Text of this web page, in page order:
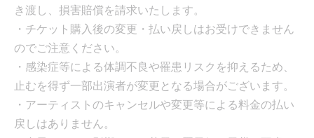
き渡し、損害賠償を請求いたします。
・チケット購入後の変更・払い戻しはお受けできません
のでご注意ください。
・感染症等による体調不良や罹患リスクを抑えるため、
止むを得ず一部出演者が変更となる場合がございます。
・アーティストのキャンセルや変更等による料金の払い
戻しはありません。